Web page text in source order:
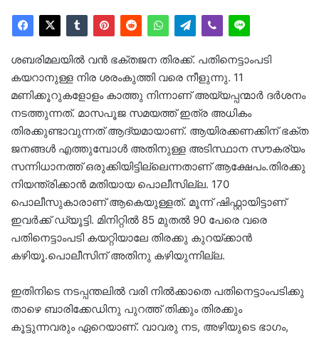
ശബരിമലയില്‍ വൻ ഭക്തജന തിരക്ക്. പതിനെട്ടാംപടി
കയറാനുള്ള നിര ശരംകുത്തി വരെ നീളുന്നു. 11
മണിക്കൂറുകളോളം കാത്തു നിന്നാണ് അയ്യപ്പന്മാർ ദർശനം
നടത്തുന്നത്. മാസപൂജ സമയത്ത് ഇത്ര അധികം
തിരക്കുണ്ടാവുന്നത് ആദ്യമായാണ്. ആയിരക്കണക്കിന് ഭക്ത
ജനങ്ങള്‍ എത്തുമ്പോള്‍ അതിനുള്ള അടിസ്ഥാന സൗകര്യം
സന്നിധാനത്ത് ഒരുക്കിയിട്ടില്ലെന്നതാണ് ആക്ഷേപം.തിരക്കു
നിയന്ത്രിക്കാൻ മതിയായ പൊലീസില്ല. 170
പൊലീസുകാരാണ് ആകെയുള്ളത്. മൂന്ന് ഷിഫ്റ്റായിട്ടാണ്
ഇവർക്ക് ഡ്യൂട്ടി. മിനിറ്റിൽ 85 മുതൽ 90 പേരെ വരെ
പതിനെട്ടാംപടി കയറ്റിയാലേ തിരക്കു കുറയ്ക്കാൻ
കഴിയൂ.പൊലീസിന് അതിനു കഴിയുന്നില്ല.
ഇതിനിടെ നടപ്പന്തലിൽ വരി നിൽക്കാതെ പതിനെട്ടാംപടിക്കു
താഴെ ബാരിക്കേഡിനു പുറത്ത് തിക്കും തിരക്കും
കൂട്ടുന്നവരും ഏറെയാണ്. വാവരു നട, അഴിയുടെ ഭാഗം,